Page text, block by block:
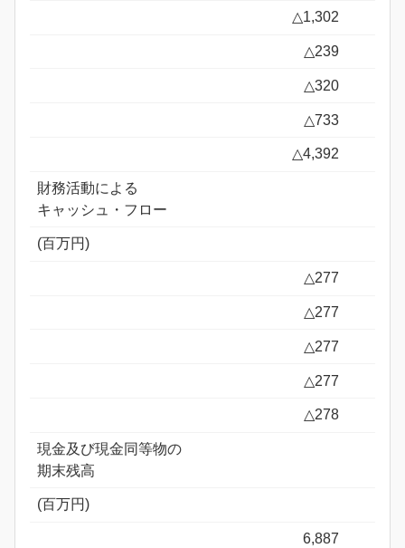
△1,302
△239
△320
△733
△4,392
財務活動による
キャッシュ・フロー
(百万円)
△277
△277
△277
△277
△278
現金及び現金同等物の
期末残高
(百万円)
6,887